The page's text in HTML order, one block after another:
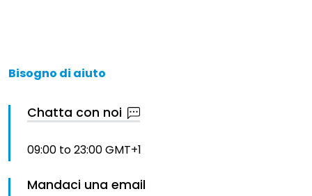
Bisogno di aiuto
Chatta con noi
09:00 to 23:00 GMT+1
Mandaci una email